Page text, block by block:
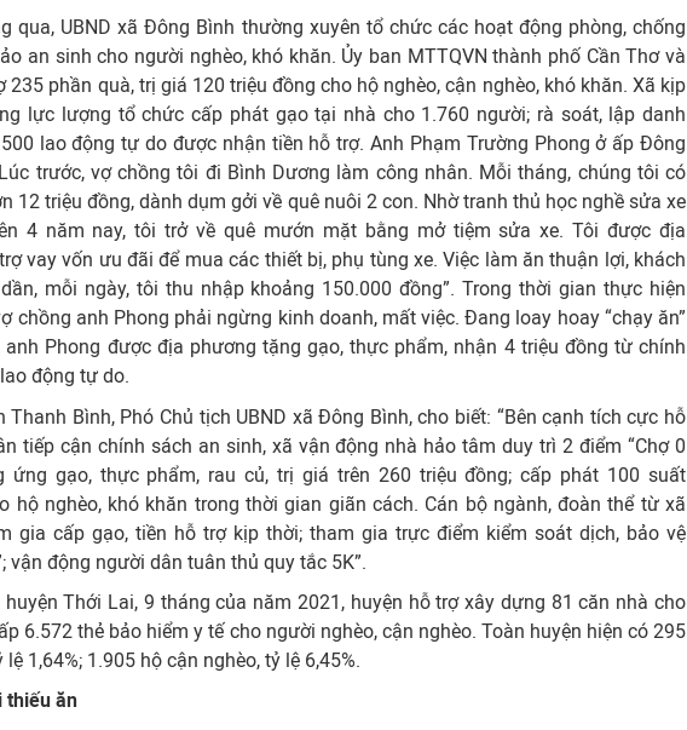
qua, UBND xã Ðông Bình thường xuyên tổ chức các hoạt động phòng, chống
an sinh cho người nghèo, khó khăn. Ủy ban MTTQVN thành phố Cần Thơ và
235 phần quà, trị giá 120 triệu đồng cho hộ nghèo, cận nghèo, khó khăn. Xã kịp
lực lượng tổ chức cấp phát gạo tại nhà cho 1.760 người; rà soát, lập danh
lao động tự do được nhận tiền hỗ trợ. Anh Phạm Trường Phong ở ấp Ðông
trước, vợ chồng tôi đi Bình Dương làm công nhân. Mỗi tháng, chúng tôi có
12 triệu đồng, dành dụm gởi về quê nuôi 2 con. Nhờ tranh thủ học nghề sửa xe
4 năm nay, tôi trở về quê mướn mặt bằng mở tiệm sửa xe. Tôi được địa
vay vốn ưu đãi để mua các thiết bị, phụ tùng xe. Việc làm ăn thuận lợi, khách
mỗi ngày, tôi thu nhập khoảng 150.000 đồng”. Trong thời gian thực hiện
chồng anh Phong phải ngừng kinh doanh, mất việc. Ðang loay hoay “chạy ăn”
anh Phong được địa phương tặng gạo, thực phẩm, nhận 4 triệu đồng từ chính
động tự do.
Thanh Bình, Phó Chủ tịch UBND xã Ðông Bình, cho biết: “Bên cạnh tích cực hỗ
tiếp cận chính sách an sinh, xã vận động nhà hảo tâm duy trì 2 điểm “Chợ 0
ứng gạo, thực phẩm, rau củ, trị giá trên 260 triệu đồng; cấp phát 100 suất
hộ nghèo, khó khăn trong thời gian giãn cách. Cán bộ ngành, đoàn thể từ xã
gia cấp gạo, tiền hỗ trợ kịp thời; tham gia trực điểm kiểm soát dịch, bảo vệ
vận động người dân tuân thủ quy tắc 5K”.
huyện Thới Lai, 9 tháng của năm 2021, huyện hỗ trợ xây dựng 81 căn nhà cho
6.572 thẻ bảo hiểm y tế cho người nghèo, cận nghèo. Toàn huyện hiện có 295
lệ 1,64%; 1.905 hộ cận nghèo, tỷ lệ 6,45%.
thiếu ăn